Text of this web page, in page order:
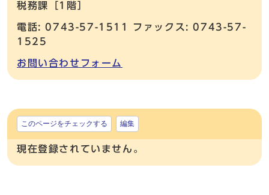
税務課［1階］
電話: 0743-57-1511 ファックス: 0743-57-
1525
お問い合わせフォーム
このページをチェックする 編集
現在登録されていません。